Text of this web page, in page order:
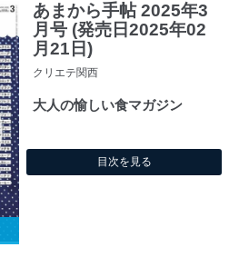
あまから手帖 2025年3
月号 (発売日2025年02
月21日)
クリエテ関西
大人の愉しい食マガジン
目次を見る